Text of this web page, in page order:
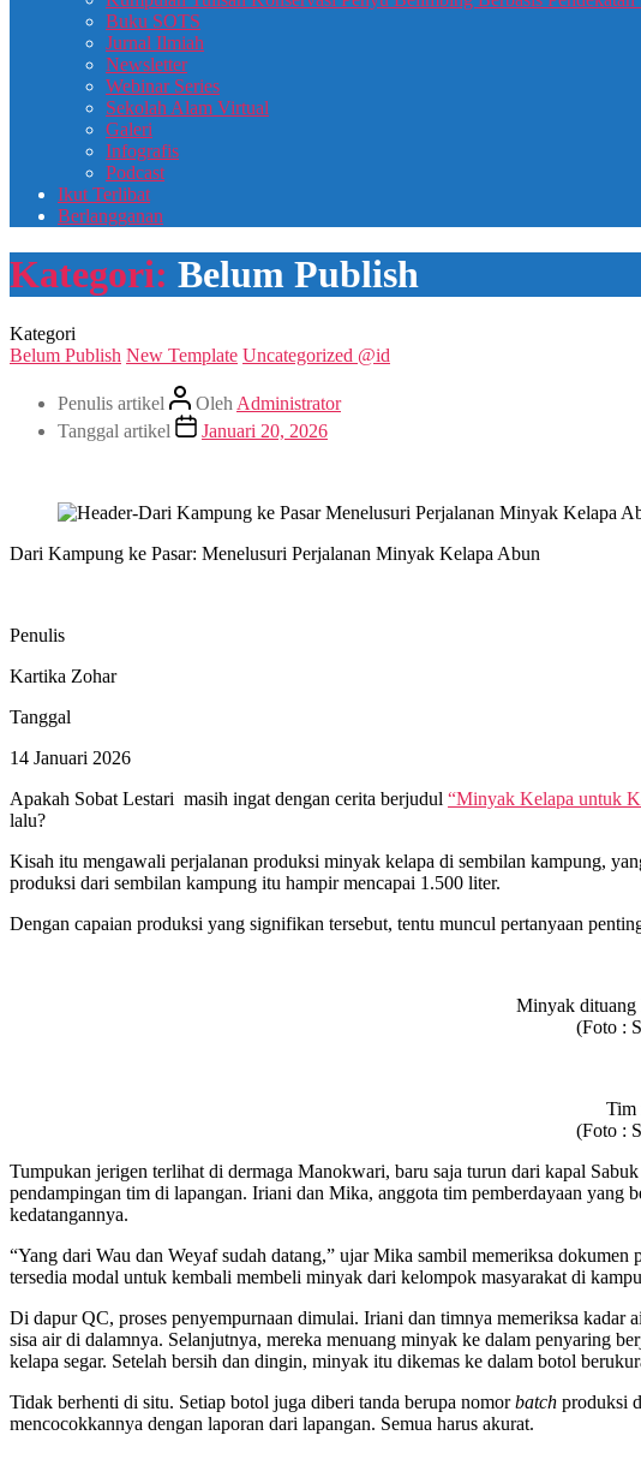
Buku SOTS
Jurnal Ilmiah
Newsletter
Webinar Series
Sekolah Alam Virtual
Galeri
Infografis
Podcast
Ikut Terlibat
Berlangganan
Kategori: Belum Publish
Kategori
Belum Publish New Template Uncategorized @id
Penulis artikel Oleh Administrator
Tanggal artikel
Januari 20, 2026
Dari Kampung ke Pasar: Menelusuri Perjalanan Minyak Kelapa Abun
Penulis
Kartika Zohar
Tanggal
14 Januari 2026
Apakah Sobat Lestari masih ingat dengan cerita berjudul “Minyak Kelapa untuk
lalu?
Kisah itu mengawali perjalanan produksi minyak kelapa di sembilan kampung,
produksi dari sembilan kampung itu hampir mencapai 1.500 liter.
Dengan capaian produksi yang signifikan tersebut, tentu muncul pertanyaan
Minyak dituang
(Foto :
Tim
(Foto :
Tumpukan jerigen terlihat di dermaga Manokwari, baru saja turun dari kapal
pendampingan tim di lapangan. Iriani dan Mika, anggota tim pemberdayaan yang
kedatangannya.
“Yang dari Wau dan Weyaf sudah datang,” ujar Mika sambil memeriksa
tersedia modal untuk kembali membeli minyak dari kelompok masyarakat di
Di dapur QC, proses penyempurnaan dimulai. Iriani dan timnya memeriksa
sisa air di dalamnya. Selanjutnya, mereka menuang minyak ke dalam penyaring
kelapa segar. Setelah bersih dan dingin, minyak itu dikemas ke dalam botol
Tidak berhenti di situ. Setiap botol juga diberi tanda berupa nomorbatch produksi
mencocokkannya dengan laporan dari lapangan. Semua harus akurat.